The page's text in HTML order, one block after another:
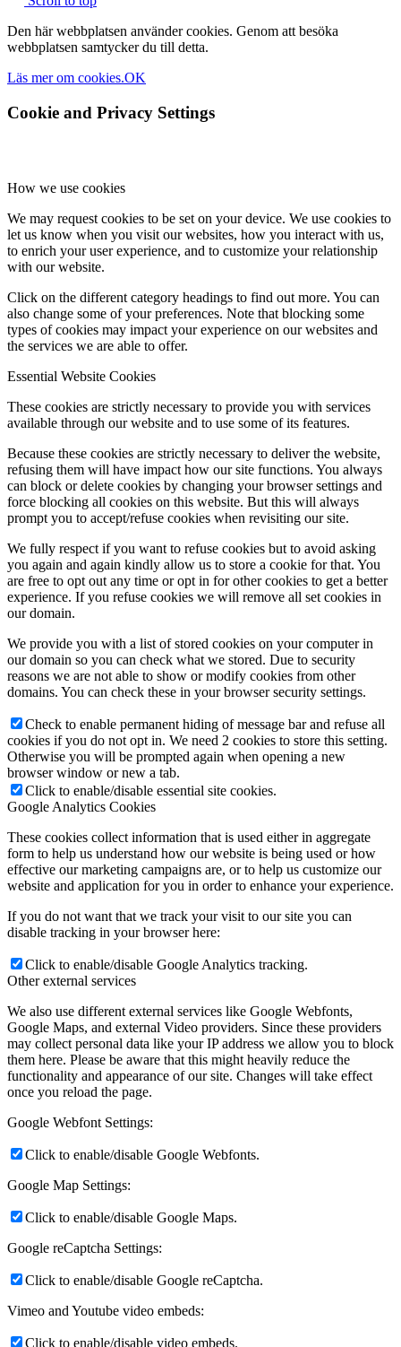
Den här webbplatsen använder cookies. Genom att besöka
webbplatsen samtycker du till detta.
Läs mer om cookies.OK
Cookie and Privacy Settings
How we use cookies
We may request cookies to be set on your device. We use cookies to
let us know when you visit our websites, how you interact with us,
to enrich your user experience, and to customize your relationship
with our website.
Click on the different category headings to find out more. You can
also change some of your preferences. Note that blocking some
types of cookies may impact your experience on our websites and
the services we are able to offer.
Essential Website Cookies
These cookies are strictly necessary to provide you with services
available through our website and to use some of its features.
Because these cookies are strictly necessary to deliver the website,
refusing them will have impact how our site functions. You always
can block or delete cookies by changing your browser settings and
force blocking all cookies on this website. But this will always
prompt you to accept/refuse cookies when revisiting our site.
We fully respect if you want to refuse cookies but to avoid asking
you again and again kindly allow us to store a cookie for that. You
are free to opt out any time or opt in for other cookies to get a better
experience. If you refuse cookies we will remove all set cookies in
our domain.
We provide you with a list of stored cookies on your computer in
our domain so you can check what we stored. Due to security
reasons we are not able to show or modify cookies from other
domains. You can check these in your browser security settings.
Check to enable permanent hiding of message bar and refuse all
cookies if you do not opt in. We need 2 cookies to store this setting.
Otherwise you will be prompted again when opening a new
browser window or new a tab.
Click to enable/disable essential site cookies.
Google Analytics Cookies
These cookies collect information that is used either in aggregate
form to help us understand how our website is being used or how
effective our marketing campaigns are, or to help us customize our
website and application for you in order to enhance your experience.
If you do not want that we track your visit to our site you can
disable tracking in your browser here:
Click to enable/disable Google Analytics tracking.
Other external services
We also use different external services like Google Webfonts,
Google Maps, and external Video providers. Since these providers
may collect personal data like your IP address we allow you to block
them here. Please be aware that this might heavily reduce the
functionality and appearance of our site. Changes will take effect
once you reload the page.
Google Webfont Settings:
Click to enable/disable Google Webfonts.
Google Map Settings:
Click to enable/disable Google Maps.
Google reCaptcha Settings:
Click to enable/disable Google reCaptcha.
Vimeo and Youtube video embeds:
Click to enable/disable video embeds.